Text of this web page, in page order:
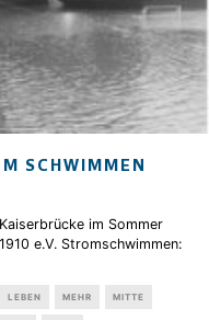
SCHWIMMEN
im Sommer
e.V. Stromschwimmen:
LEBEN MEHR MITTE